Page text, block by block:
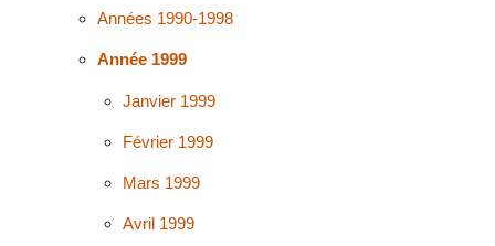
Années 1990-1998
Année 1999
Janvier 1999
Février 1999
Mars 1999
Avril 1999